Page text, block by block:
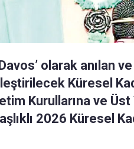
olarak anılan
Küresel
Kurullarına ve
2026 Küresel